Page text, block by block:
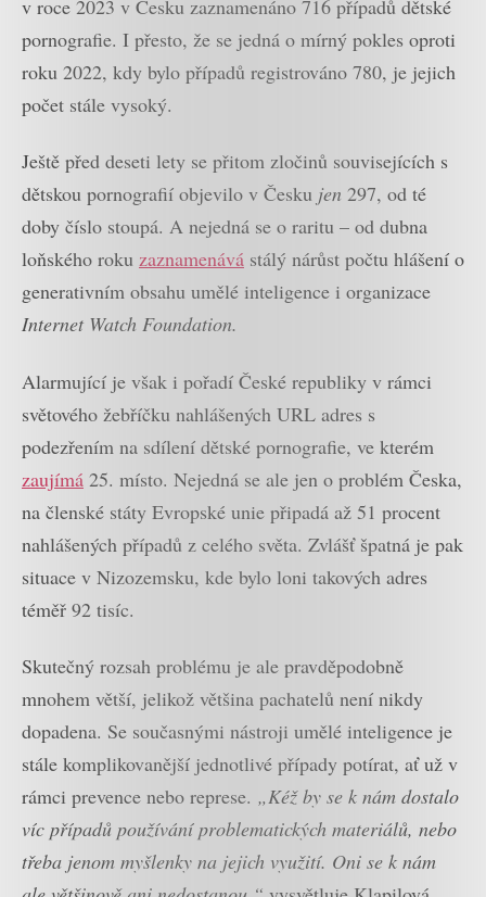
v roce 2023 v Česku zaznamenáno 716 případů dětské
pornografie. I přesto, že se jedná o mírný pokles oproti
roku 2022, kdy bylo případů registrováno 780, je jejich
počet stále vysoký.
Ještě před deseti lety se přitom zločinů souvisejících s
dětskou pornografií objevilo v Česku jen 297, od té
doby číslo stoupá. A nejedná se o raritu – od dubna
loňského roku zaznamenává stálý nárůst počtu hlášení o
generativním obsahu umělé inteligence i organizace
Internet Watch Foundation.
Alarmující je však i pořadí České republiky v rámci
světového žebříčku nahlášených URL adres s
podezřením na sdílení dětské pornografie, ve kterém
zaujímá 25. místo. Nejedná se ale jen o problém Česka,
na členské státy Evropské unie připadá až 51 procent
nahlášených případů z celého světa. Zvlášť špatná je pak
situace v Nizozemsku, kde bylo loni takových adres
téměř 92 tisíc.
Skutečný rozsah problému je ale pravděpodobně
mnohem větší, jelikož většina pachatelů není nikdy
dopadena. Se současnými nástroji umělé inteligence je
stále komplikovanější jednotlivé případy potírat, ať už v
rámci prevence nebo represe. „Kéž by se k nám dostalo
víc případů používání problematických materiálů, nebo
třeba jenom myšlenky na jejich využití. Oni se k nám